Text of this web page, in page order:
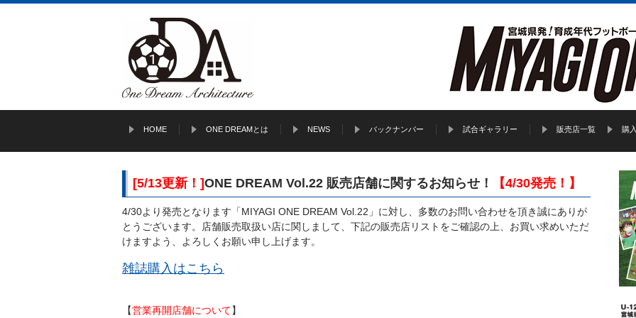
HOME ONE DREAMとは NEWS バックナンバー 試合ギャラリー 販売店一覧 購
[5/13更新！]ONE DREAM Vol.22 販売店舗に関するお知らせ！ 【4/30発売！】
4/30より発売となります「MIYAGI ONE DREAM Vol.22」に対し、多数のお問い合わせを頂き誠にありが
とうございます。店舗販売取扱い店に関しまして、下記の販売店リストをご確認の上、お買い求めいただ
けますよう、よろしくお願い申し上げます。
雑誌購入はこちら
【営業再開店舗について】